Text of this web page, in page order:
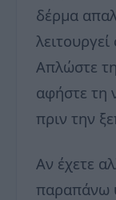
δέρμα
Απλώστε
αφήστε τη
πριν την
Αν έχετε
παραπάνω